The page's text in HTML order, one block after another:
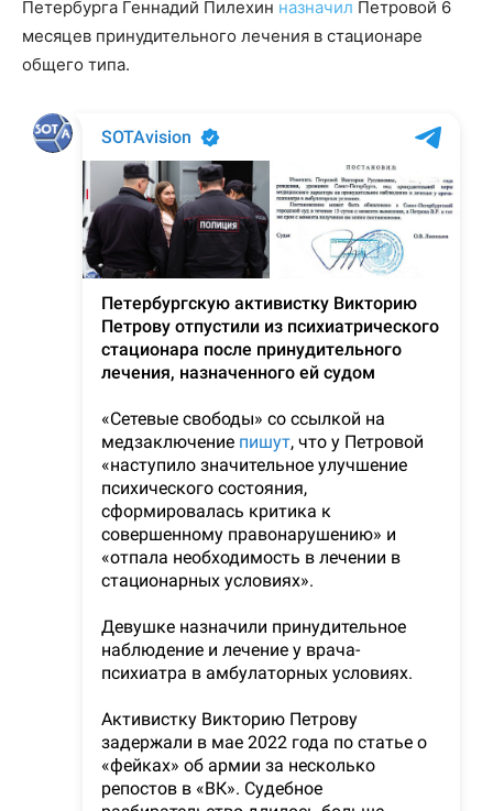
Петербурга Геннадий Пилехин назначил Петровой 6
месяцев принудительного лечения в стационаре
общего типа.